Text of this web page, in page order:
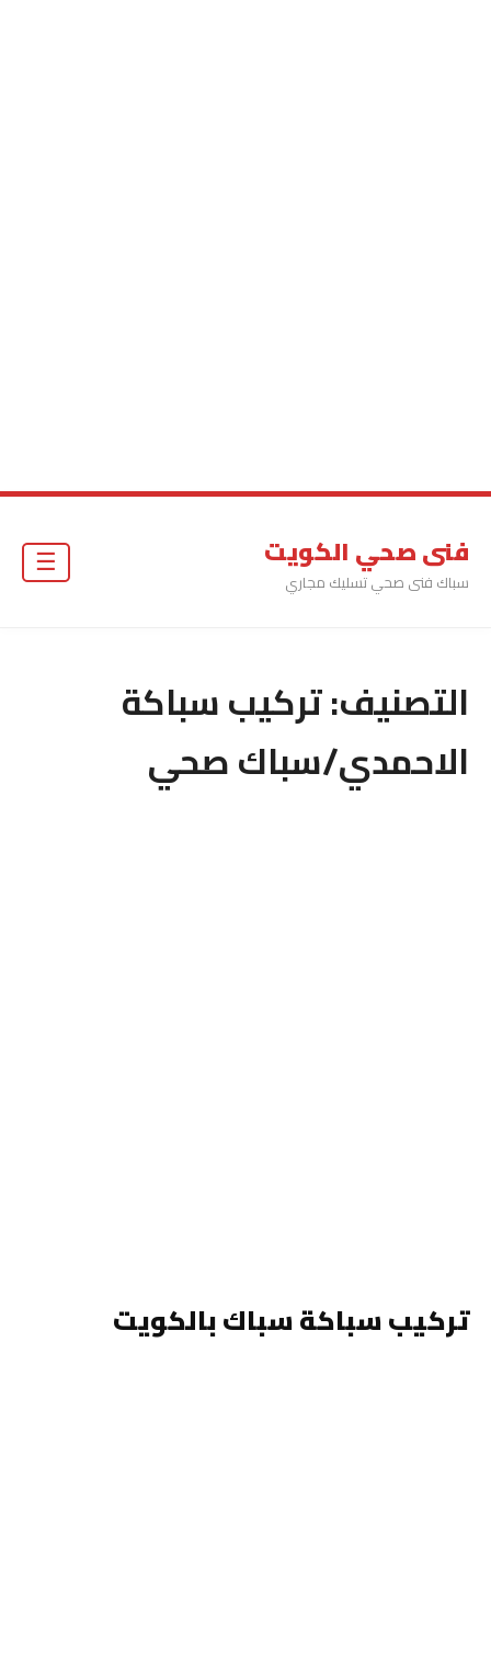
فنى صحي الكويت
سباك فنى صحي تسليك مجاري
التصنيف:تركيب سباكة
الاحمدي/سباك صحي
تركيب سباكة سباك بالكويت